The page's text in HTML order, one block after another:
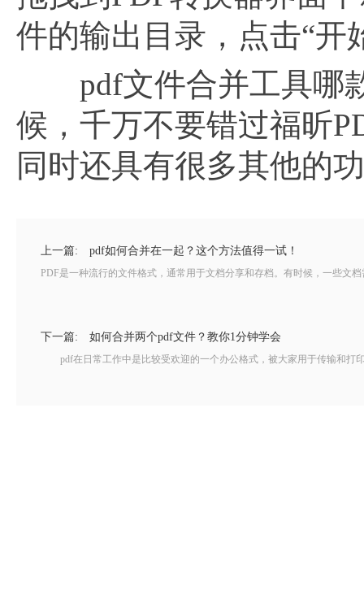
件的输出目录，点击“开
pdf文件合并工具哪款
候，千万不要错过福昕
同时还具有很多其他的
上一篇: pdf如何合并在一起？这个方法值得一试！
PDF是一种流行的文件格式，通常用于文档分享和存档。有时候，一些文
下一篇: 如何合并两个pdf文件？教你1分钟学会
pdf在日常工作中是比较受欢迎的一个办公格式，被大家用于传输和打